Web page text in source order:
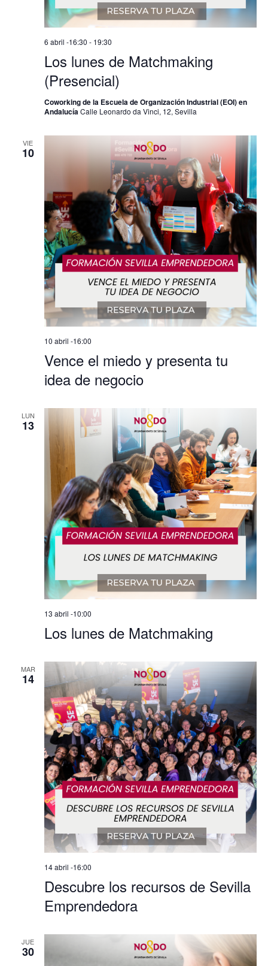
Los lunes de Matchmaking
(Presencial)
6 abril -16:30 - 19:30
Coworking de la Escuela de Organización Industrial (EOI) en
AndalucíaCalle Leonardo da Vinci, 12, Sevilla
VIE
10
Vence el miedo y presenta tu
idea de negocio
10 abril -16:00
LUN
13
Los lunes de Matchmaking
13 abril -10:00
MAR
14
Descubre los recursos de Sevilla
Emprendedora
14 abril -16:00
JUE
30